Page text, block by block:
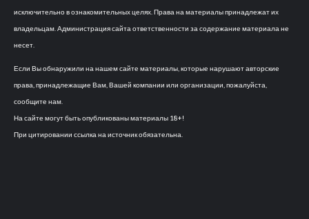
исключительно в ознакомительных целях. Права на материалы принадлежат их
владельцам. Администрация сайта ответственности за содержание материала не
несет.
Если Вы обнаружили на нашем сайте материалы, которые нарушают авторские
права, принадлежащие Вам, Вашей компании или организации, пожалуйста,
сообщите нам.
На сайте могут быть опубликованы материалы 18+!
При цитировании ссылка на источник обязательна.